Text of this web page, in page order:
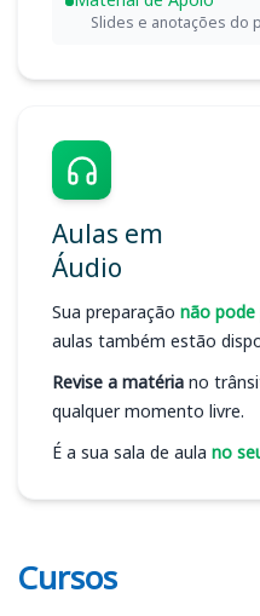
Slides e anotações do
Aulas em
Áudio
Sua preparação não pode
aulas também estão
Revise a matéria no
qualquer momento livre.
É a sua sala de aula no
Cursos